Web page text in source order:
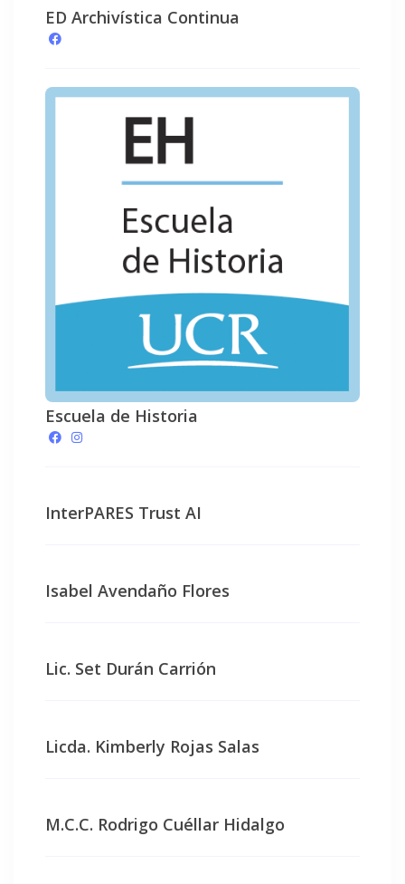
ED Archivística Continua
Escuela de Historia
InterPARES Trust AI
Isabel Avendaño Flores
Lic. Set Durán Carrión
Licda. Kimberly Rojas Salas
M.C.C. Rodrigo Cuéllar Hidalgo